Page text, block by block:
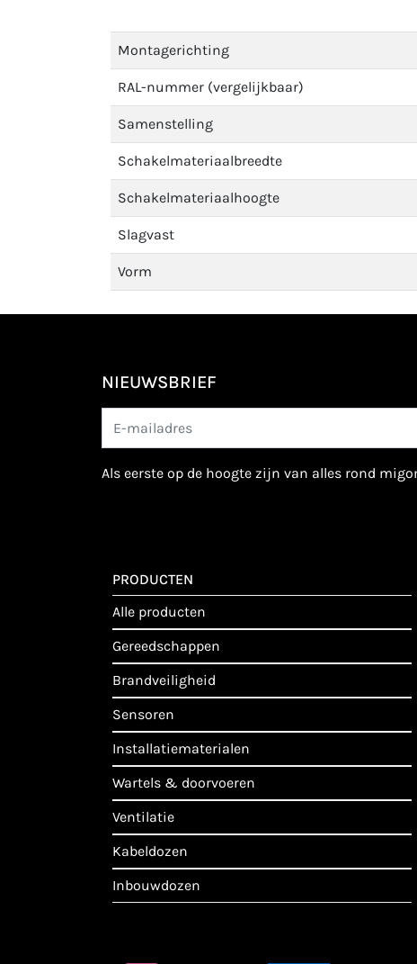
Montagerichting
RAL-nummer (vergelijkbaar)
Samenstelling
Schakelmateriaalbreedte
Schakelmateriaalhoogte
Slagvast
Vorm
NIEUWSBRIEF
als eerste op de hoogte zijn van alles rond
PRODUCTEN
alle producten
gereedschappen
brandveiligheid
sensoren
installatiematerialen
wartels & doorvoeren
ventilatie
kabeldozen
inbouwdozen